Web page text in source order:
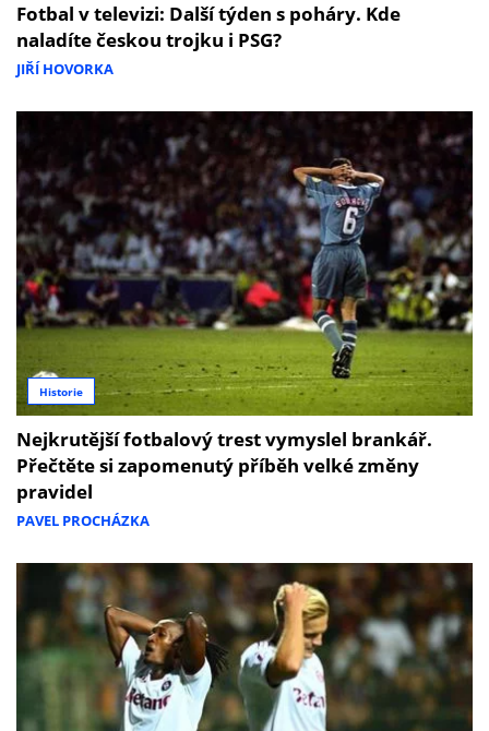
Fotbal v televizi: Další týden s poháry. Kde
naladíte českou trojku i PSG?
JIŘÍ HOVORKA
Historie
Nejkrutější fotbalový trest vymyslel brankář.
Přečtěte si zapomenutý příběh velké změny
pravidel
PAVEL PROCHÁZKA